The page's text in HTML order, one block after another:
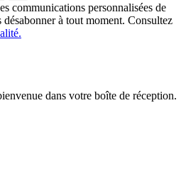
communications personnalisées de
à tout moment. Consultez
dans votre boîte de réception.